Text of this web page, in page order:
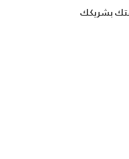
بشريكك